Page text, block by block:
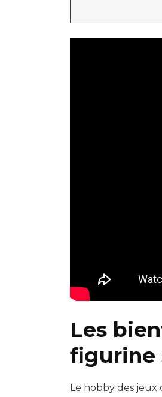
Les
figurine
Le hobby des